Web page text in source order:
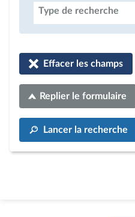
Type de recherche
Effacer les champs
Replier le formulaire
Lancer la recherche